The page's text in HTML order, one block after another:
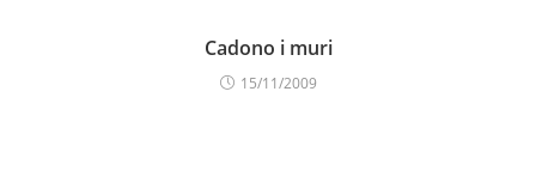
Cadono i muri
15/11/2009